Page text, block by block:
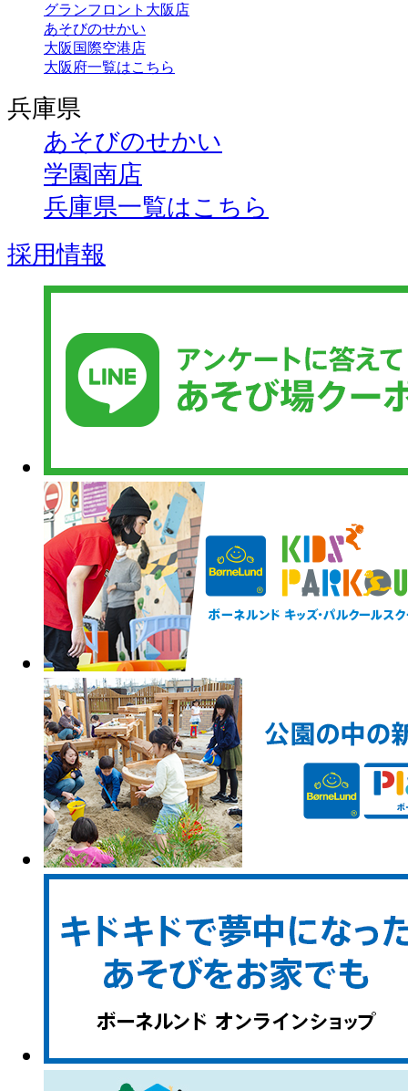
グランフロント大阪店
あそびのせかい
大阪国際空港店
大阪府一覧はこちら
兵庫県
あそびのせかい
学園南店
兵庫県一覧はこちら
採用情報